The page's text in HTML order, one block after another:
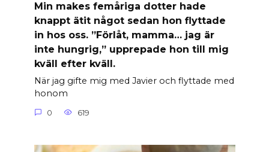
Min makes femåriga dotter hade
knappt ätit något sedan hon flyttade
in hos oss. ”Förlåt, mamma… jag är
inte hungrig,” upprepade hon till mig
kväll efter kväll.
När jag gifte mig med Javier och flyttade med
honom
0 619